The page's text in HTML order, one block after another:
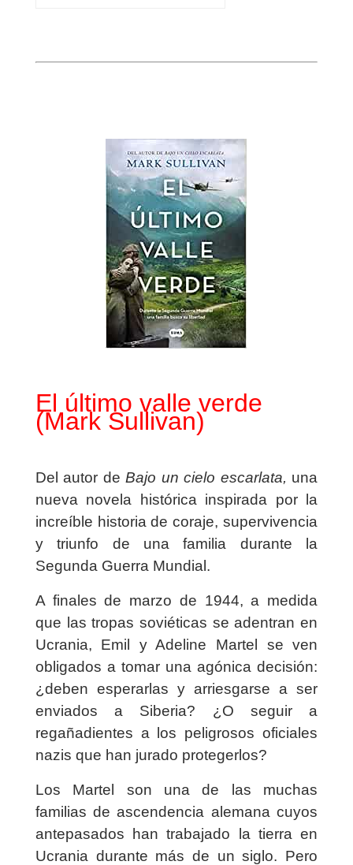
El último valle verde
(Mark Sullivan)
Del autor deBajo un cielo escarlata, una
nueva novela histórica inspirada por la
increíble historia de coraje, supervivencia
y triunfo de una familia durante la
Segunda Guerra Mundial.
A finales de marzo de 1944, a medida
que las tropas soviéticas se adentran en
Ucrania, Emil y Adeline Martel se ven
obligados a tomar una agónica decisión:
¿deben esperarlas y arriesgarse a ser
enviados a Siberia? ¿O seguir a
regañadientes a los peligrosos oficiales
nazis que han jurado protegerlos?
Los Martel son una de las muchas
familias de ascendencia alemana cuyos
antepasados han trabajado la tierra en
Ucrania durante más de un siglo. Pero